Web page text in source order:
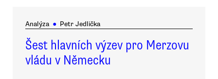
Analýza ● Petr Jedlička
Šest hlavních výzev pro Merzovu
vládu v Německu